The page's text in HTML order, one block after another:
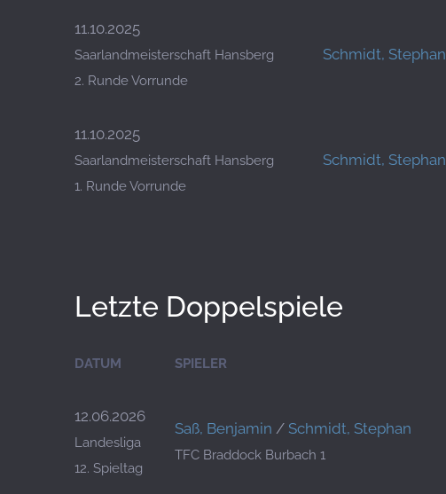
11.10.2025
Saarlandmeisterschaft Hansberg
2. Runde Vorrunde
Schmidt, Stephan
11.10.2025
Saarlandmeisterschaft Hansberg
1. Runde Vorrunde
Schmidt, Stephan
Letzte Doppelspiele
DATUM SPIELER
12.06.2026
Landesliga
12. Spieltag
Saß, Benjamin / Schmidt, Stephan
TFC Braddock Burbach 1